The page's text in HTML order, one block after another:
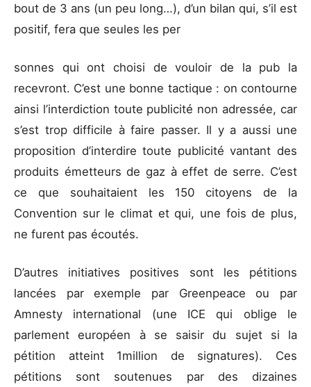
bout de 3 ans (un peu long…), d’un bilan qui, s’il est
positif, fera que seules les per
sonnes qui ont choisi de vouloir de la pub la
recevront. C’est une bonne tactique : on contourne
ainsi l’interdiction toute publicité non adressée, car
s’est trop difficile à faire passer. Il y a aussi une
proposition d’interdire toute publicité vantant des
produits émetteurs de gaz à effet de serre. C’est
ce que souhaitaient les 150 citoyens de la
Convention sur le climat et qui, une fois de plus,
ne furent pas écoutés.
D’autres initiatives positives sont les pétitions
lancées par exemple par Greenpeace ou par
Amnesty international (une ICE qui oblige le
parlement européen à se saisir du sujet si la
pétition atteint 1million de signatures). Ces
pétitions sont soutenues par des dizaines